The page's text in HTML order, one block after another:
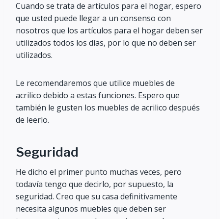
Cuando se trata de artículos para el hogar, espero
que usted puede llegar a un consenso con
nosotros que los artículos para el hogar deben ser
utilizados todos los días, por lo que no deben ser
utilizados.
Le recomendaremos que utilice muebles de
acrilico debido a estas funciones. Espero que
también le gusten los muebles de acrilico después
de leerlo.
Seguridad
He dicho el primer punto muchas veces, pero
todavía tengo que decirlo, por supuesto, la
seguridad. Creo que su casa definitivamente
necesita algunos muebles que deben ser